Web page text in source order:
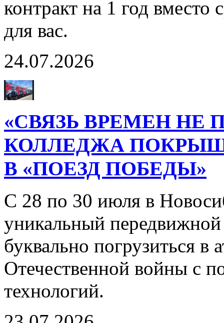
контракт на 1 год
для вас.
24.07.2026
«СВЯЗЬ ВРЕМЕН НЕ
КОЛЛЕДЖА
В «ПОЕЗД ПОБЕДЫ»
С 28 по 30 июля в
уникальный
буквально погрузиться
Отечественной войны с
технологий.